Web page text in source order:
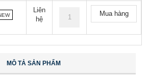
Liên
hệ
Mua hàng
MÔ TẢ SẢN PHẨM